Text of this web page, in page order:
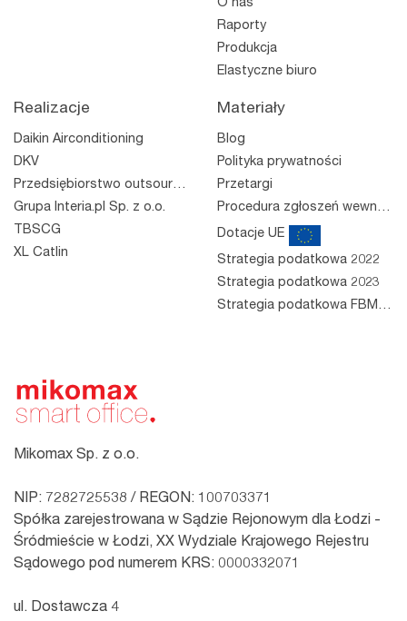
Mikomax Sp. z o.o.
NIP: 7282725538 / REGON: 100703371
Spółka zarejestrowana w Sądzie Rejonowym dla Łodzi -
Śródmieście w Łodzi, XX Wydziale Krajowego Rejestru
Sądowego pod numerem KRS: 0000332071
ul. Dostawcza 4
O nas
Raporty
Produkcja
Elastyczne biuro
Realizacje
Daikin Airconditioning
DKV
Przedsiębiorstwo outsourcingowe
Grupa Interia.pl Sp. z o.o.
TBSCG
XL Catlin
Materiały
Blog
Polityka prywatności
Przetargi
Procedura zgłoszeń wewnętrznych
Dotacje UE
Strategia podatkowa 2022
Strategia podatkowa 2023
Strategia podatkowa FBM 2023